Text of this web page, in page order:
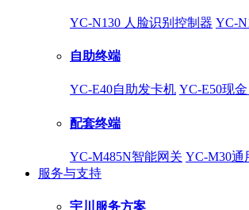
YC-N130 人脸识别控制器 YC-
自助终端
YC-E40自助发卡机 YC-E50现
配套终端
YC-M485N智能网关 YC-M30通
服务与支持
宇川服务方案